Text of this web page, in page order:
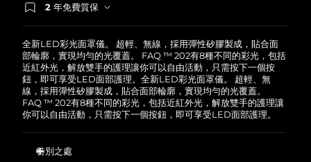
2 年免費質保
全新LED彩光面罩儀。 超輕、無線，採用彈性矽膠製成，貼合面
部輪廓，實現均勻的光覆蓋。 FAQ ™ 202有8種不同的彩光，包括
近紅外光，解放雙手的護理讓你可以自由活動，只需按下一個按
鈕，即可享受LED面部護理。全新LED彩光面罩儀。 超輕、無
線，採用彈性矽膠製成，貼合面部輪廓，實現均勻的光覆蓋。
FAQ ™ 202有8種不同的彩光，包括近紅外光，解放雙手的護理讓
你可以自由活動，只需按下一個按鈕，即可享受LED面部護理。
特別之處